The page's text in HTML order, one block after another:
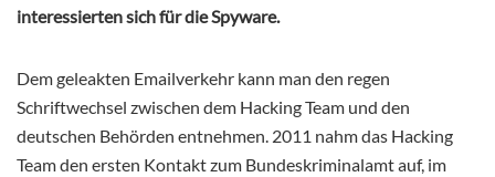
interessierten sich für die Spyware.
Dem geleakten Emailverkehr kann man den regen
Schriftwechsel zwischen dem Hacking Team und den
deutschen Behörden entnehmen. 2011 nahm das Hacking
Team den ersten Kontakt zum Bundeskriminalamt auf, im